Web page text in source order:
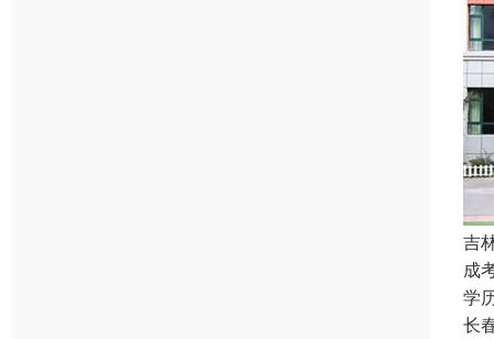
吉
成
学
长